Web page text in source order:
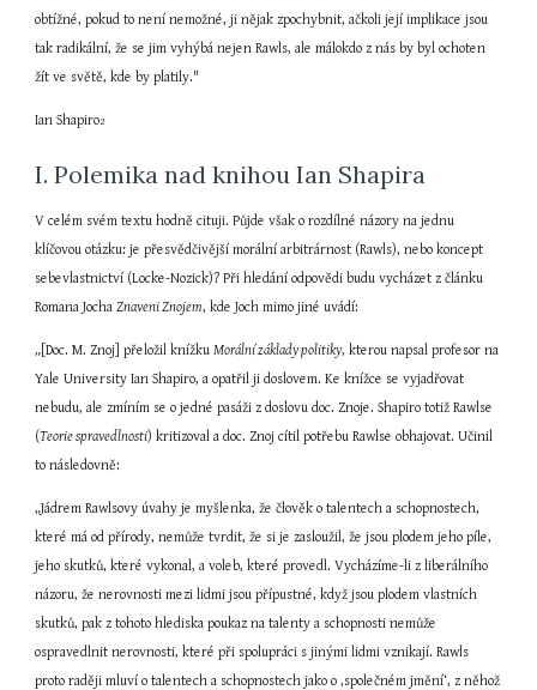
obtížné, pokud to není nemožné, ji nějak zpochybnit, ačkoli její implikace jsou
tak radikální, že se jim vyhýbá nejen Rawls, ale málokdo z nás by byl ochoten
žít ve světě, kde by platily."
Ian Shapiro2
I. Polemika nad knihou Ian Shapira
V celém svém textu hodně cituji. Půjde však o rozdílné názory na jednu
klíčovou otázku: je přesvědčivější morální arbitrárnost (Rawls), nebo koncept
sebevlastnictví (Locke-Nozick)? Při hledání odpovědi budu vycházet z článku
Romana Jocha Znaveni Znojem, kde Joch mimo jiné uvádí:
„[Doc. M. Znoj] přeložil knížku Morální základy politiky, kterou napsal profesor na
Yale University Ian Shapiro, a opatřil ji doslovem. Ke knížce se vyjadřovat
nebudu, ale zmíním se o jedné pasáži z doslovu doc. Znoje. Shapiro totiž Rawlse
(Teorie spravedlnosti) kritizoval a doc. Znoj cítil potřebu Rawlse obhajovat. Učinil
to následovně:
„Jádrem Rawlsovy úvahy je myšlenka, že člověk o talentech a schopnostech,
které má od přírody, nemůže tvrdit, že si je zasloužil, že jsou plodem jeho píle,
jeho skutků, které vykonal, a voleb, které provedl. Vycházíme-li z liberálního
názoru, že nerovnosti mezi lidmi jsou přípustné, když jsou plodem vlastních
skutků, pak z tohoto hlediska poukaz na talenty a schopnosti nemůže
ospravedlnit nerovnosti, které při spolupráci s jinými lidmi vznikají. Rawls
proto raději mluví o talentech a schopnostech jako o ‚společném jmění‘, z něhož